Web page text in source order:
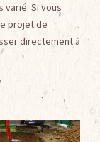
Si vous
projet de
directement à